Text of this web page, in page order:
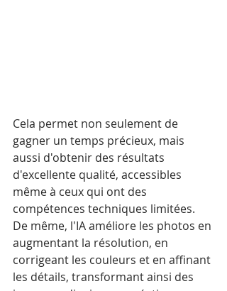
Cela permet non seulement de
gagner un temps précieux, mais
aussi d'obtenir des résultats
d'excellente qualité, accessibles
même à ceux qui ont des
compétences techniques limitées.
De même, l'IA améliore les photos en
augmentant la résolution, en
corrigeant les couleurs et en affinant
les détails, transformant ainsi des